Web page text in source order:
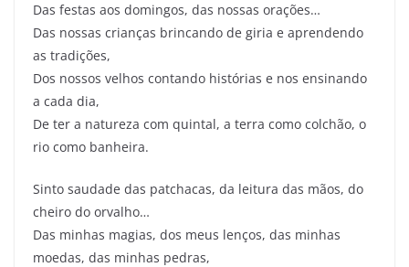
Das festas aos domingos, das nossas orações…
Das nossas crianças brincando de giria e aprendendo
as tradições,
Dos nossos velhos contando histórias e nos ensinando
a cada dia,
De ter a natureza com quintal, a terra como colchão, o
rio como banheira.
Sinto saudade das patchacas, da leitura das mãos, do
cheiro do orvalho…
Das minhas magias, dos meus lenços, das minhas
moedas, das minhas pedras,